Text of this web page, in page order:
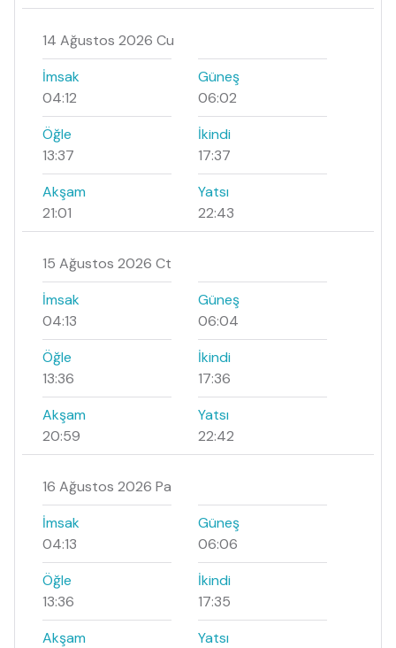
14 Ağustos 2026 Cu
İmsak
04:12
Güneş
06:02
Öğle
13:37
İkindi
17:37
Akşam
21:01
Yatsı
22:43
15 Ağustos 2026 Ct
İmsak
04:13
Güneş
06:04
Öğle
13:36
İkindi
17:36
Akşam
20:59
Yatsı
22:42
16 Ağustos 2026 Pa
İmsak
04:13
Güneş
06:06
Öğle
13:36
İkindi
17:35
Akşam
Yatsı